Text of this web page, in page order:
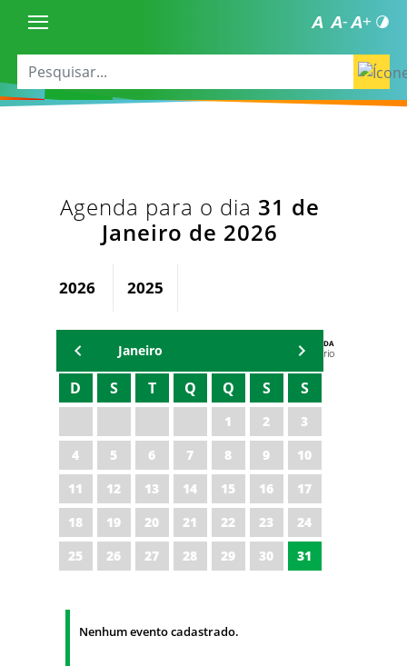
Agenda para o dia 31 de
Janeiro de 2026
2026 2025
AGENDA
Secretário
Janeiro
D S T Q Q S S
1 2
3
4
5 6 7 8 9
10
11
12 13 14 15 16
17
18
19 20 21 22 23
24
25
26 27 28 29 30 31
Nenhum evento cadastrado.